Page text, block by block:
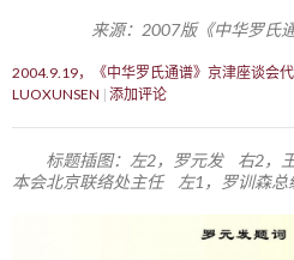
来源：2007版《中华罗
2004.9.19，《中华罗氏通谱》京津座谈会
LUOXUNSEN 添加评论
标题插图：左2，罗元发 右2，
本会北京联络处主任 左1，罗训森总